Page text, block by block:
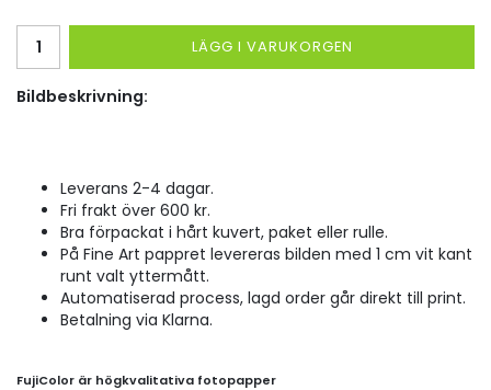
LÄGG I VARUKORGEN
Bildbeskrivning:
Leverans 2-4 dagar.
Fri frakt över 600 kr.
Bra förpackat i hårt kuvert, paket eller rulle.
På Fine Art pappret levereras bilden med 1 cm vit kant
runt valt yttermått.
Automatiserad process, lagd order går direkt till print.
Betalning via Klarna.
FujiColor är högkvalitativa fotopapper